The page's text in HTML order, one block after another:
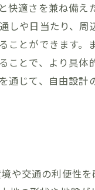
快適さを兼ね備え
しや日当たり、周
ことができます。
ことで、より具体
通じて、自由設計
や交通の利便性